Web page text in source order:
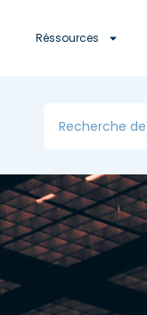
Réssources